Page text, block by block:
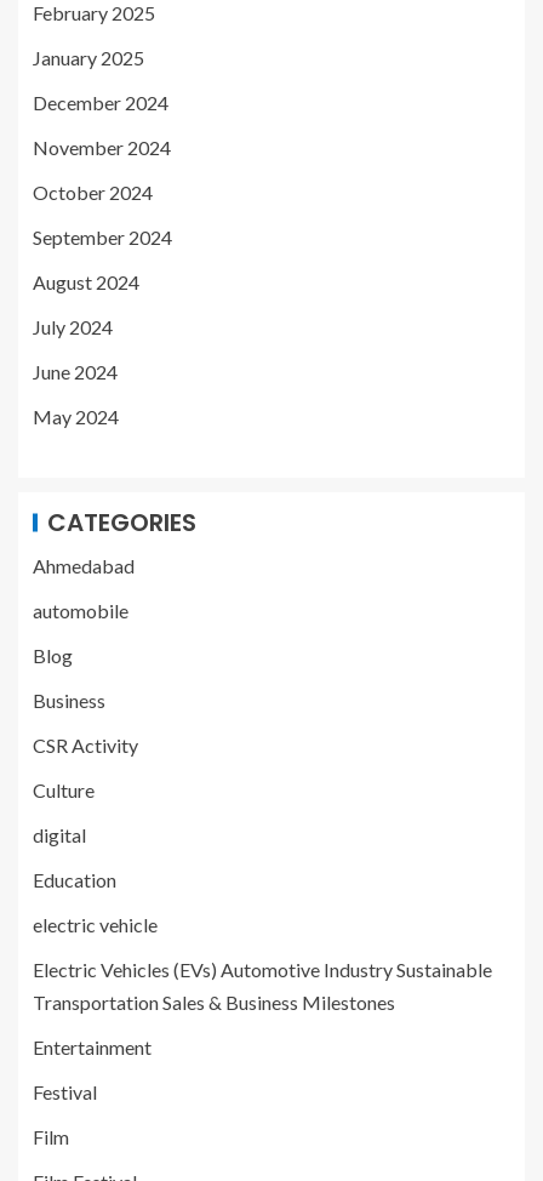
February 2025
January 2025
December 2024
November 2024
October 2024
September 2024
August 2024
July 2024
June 2024
May 2024
CATEGORIES
Ahmedabad
automobile
Blog
Business
CSR Activity
Culture
digital
Education
electric vehicle
Electric Vehicles (EVs) Automotive Industry Sustainable
Transportation Sales & Business Milestones
Entertainment
Festival
Film